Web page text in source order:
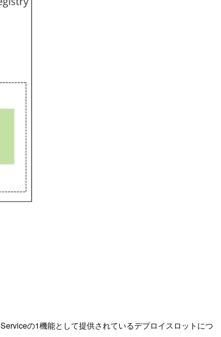
の1機能として提供されているデプロイスロットにつ